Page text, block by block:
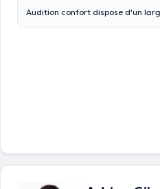
Audition confort dispose d'un